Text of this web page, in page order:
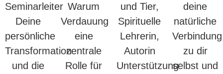
Seminarleiter
Deine
persönliche
Transformation
und die
Warum
Verdauung
eine
zentrale
Rolle für
und Tier,
Spirituelle
Lehrerin,
Autorin
Unterstützung
deine
natürliche
Verbindung
zu dir
selbst und